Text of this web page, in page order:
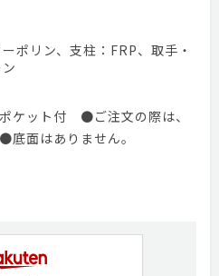
ポリン、支柱：FRP、取手・
ット付 ●ご注文の際は、
底面はありません。